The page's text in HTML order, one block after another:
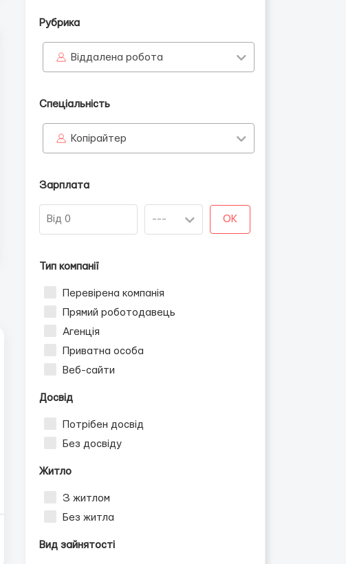
Рубрика
Віддалена робота
Спеціальність
Копірайтер
Зарплата
OK
Тип компанії
Перевірена компанія
Прямий роботодавець
Агенція
Приватна особа
Веб-сайти
Досвід
Потрібен досвід
Без досвіду
Житло
З житлом
Без житла
Вид зайнятості